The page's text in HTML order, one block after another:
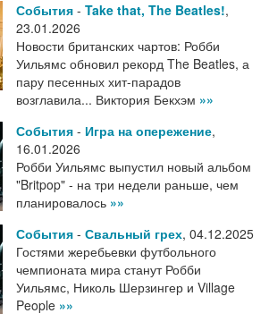
События - Take that, The Beatles!,
23.01.2026
Новости британских чартов: Робби
Уильямс обновил рекорд The Beatles, а
пару песенных хит-парадов
возглавила... Виктория Бекхэм »»
События - Игра на опережение,
16.01.2026
Робби Уильямс выпустил новый альбом
"Britpop" - на три недели раньше, чем
планировалось »»
События - Свальный грех, 04.12.2025
Гостями жеребьевки футбольного
чемпионата мира станут Робби
Уильямс, Николь Шерзингер и Village
People »»